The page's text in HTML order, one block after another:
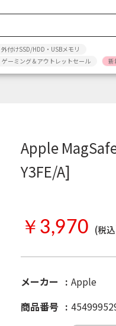
外付けSSD/HDD・USBメモリ
ゲーミング＆アウトレットセール 新
Apple
Y3FE/A]
￥3,970 (税
メーカー
Apple
商品番号